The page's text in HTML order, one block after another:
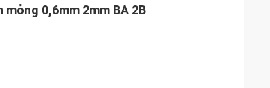
0,6mm 2mm BA 2B